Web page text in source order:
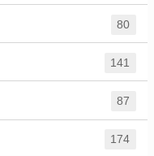
80
141
87
174